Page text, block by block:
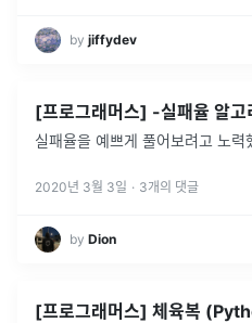
by jiffydev
[프로그래머스] -실패율 알고
실패율을 예쁘게 풀어보려고 노력
2020년 3월 3일 · 3개의 댓글
by Dion
[프로그래머스] 체육복